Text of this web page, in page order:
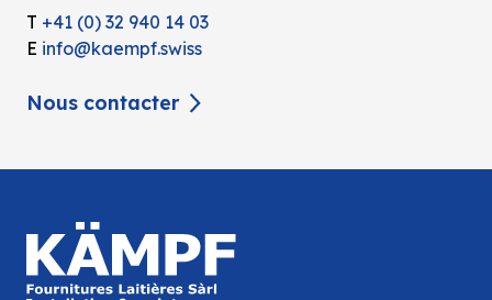
T +41 (0) 32 940 14 03
E info@kaempf.swiss
Nous contacter